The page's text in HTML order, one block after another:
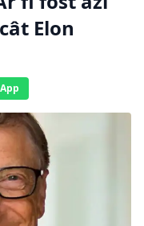
Elon